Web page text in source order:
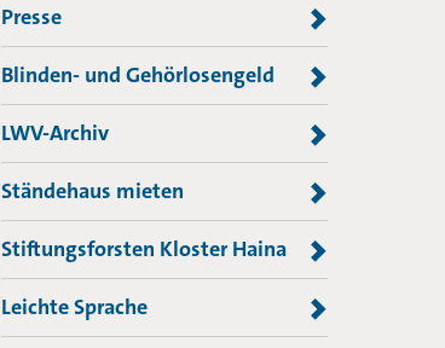
Presse
Blinden- und Gehörlosengeld
LWV-Archiv
Ständehaus mieten
Stiftungsforsten Kloster Haina
Leichte Sprache